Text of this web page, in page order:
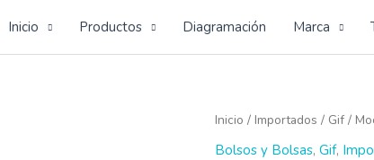
Inicio Productos Diagramación Marca
Inicio / Importados / Gif/
Bolsos y Bolsas, Gif,
Mochila
Kambrel